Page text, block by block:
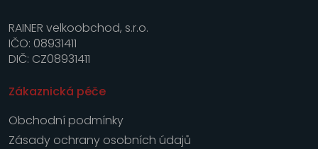
RAINER velkoobchod, s.r.o.
IČO: 08931411
DIČ: CZ08931411
Zákaznická péče
Obchodní podmínky
Zásady ochrany osobních údajů